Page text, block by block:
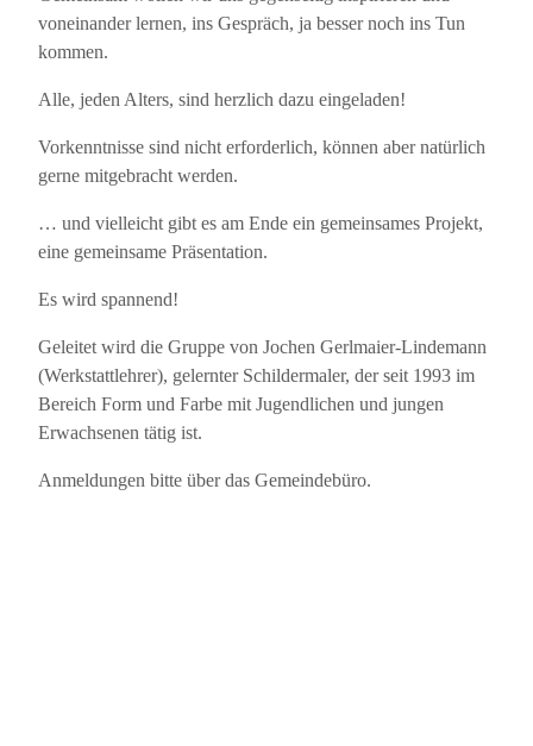
voneinander lernen, ins Gespräch, ja besser noch ins Tun
kommen.
Alle, jeden Alters, sind herzlich dazu eingeladen!
Vorkenntnisse sind nicht erforderlich, können aber natürlich
gerne mitgebracht werden.
… und vielleicht gibt es am Ende ein gemeinsames Projekt,
eine gemeinsame Präsentation.
Es wird spannend!
Geleitet wird die Gruppe von Jochen Gerlmaier-Lindemann
(Werkstattlehrer), gelernter Schildermaler, der seit 1993 im
Bereich Form und Farbe mit Jugendlichen und jungen
Erwachsenen tätig ist.
Anmeldungen bitte über das Gemeindebüro.